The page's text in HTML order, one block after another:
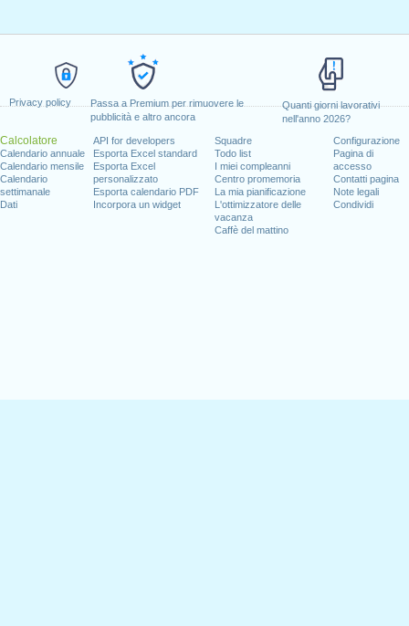
Privacy policy
Passa a Premium per rimuovere le
pubblicità e altro ancora
Quanti giorni lavorativi
nell'anno 2026?
Calcolatore
Calendario annuale
Calendario mensile
Calendario
settimanale
Dati
API for developers
Esporta Excel standard
Esporta Excel
personalizzato
Esporta calendario PDF
Incorpora un widget
Squadre
Todo list
I miei compleanni
Centro promemoria
La mia pianificazione
L'ottimizzatore delle
vacanza
Caffè del mattino
Configurazione
Pagina di
accesso
Contatti pagina
Note legali
Condividi